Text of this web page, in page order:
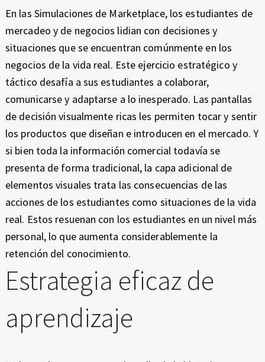
En las Simulaciones de Marketplace, los estudiantes de
mercadeo y de negocios lidian con decisiones y
situaciones que se encuentran comúnmente en los
negocios de la vida real. Este ejercicio estratégico y
táctico desafía a sus estudiantes a colaborar,
comunicarse y adaptarse a lo inesperado. Las pantallas
de decisión visualmente ricas les permiten tocar y sentir
los productos que diseñan e introducen en el mercado. Y
si bien toda la información comercial todavía se
presenta de forma tradicional, la capa adicional de
elementos visuales trata las consecuencias de las
acciones de los estudiantes como situaciones de la vida
real. Estos resuenan con los estudiantes en un nivel más
personal, lo que aumenta considerablemente la
retención del conocimiento.
Estrategia eficaz de
aprendizaje